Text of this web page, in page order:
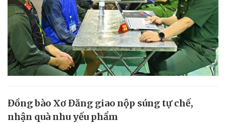
Đồng bào Xơ Đăng giao nộp súng tự chế,
nhận quà nhu yếu phẩm